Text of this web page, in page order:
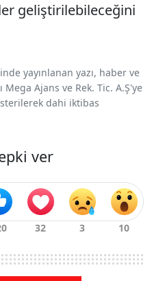
geliştirilebileceğini
yayınlanan yazı, haber ve
Ajans ve Rek. Tic. A.Ş'ye
dahi iktibas
ver